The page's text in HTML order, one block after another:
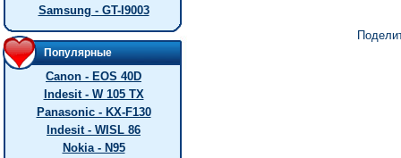
Samsung - GT-I9003
Популярные
Canon - EOS 40D
Indesit - W 105 TX
Panasonic - KX-F130
Indesit - WISL 86
Nokia - N95